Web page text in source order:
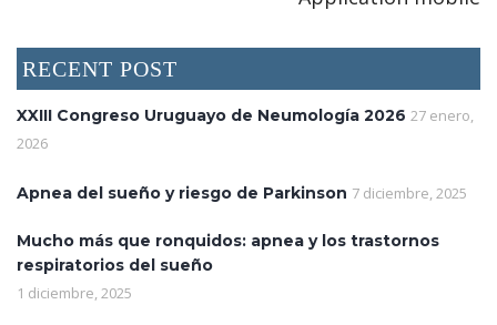
RECENT POST
XXIII Congreso Uruguayo de Neumología 2026 27 enero,
2026
Apnea del sueño y riesgo de Parkinson 7 diciembre, 2025
Mucho más que ronquidos: apnea y los trastornos
respiratorios del sueño
1 diciembre, 2025